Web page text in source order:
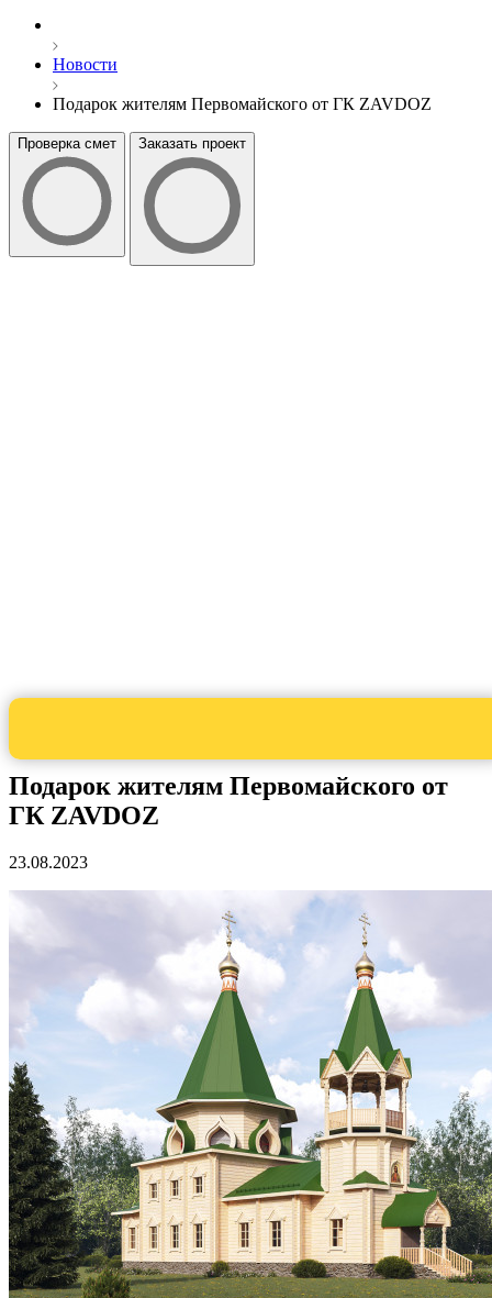
Новости
Подарок жителям Первомайского от ГК ZAVDOZ
Проверка смет Заказать проект
Подарок жителям Первомайского от
ГК ZAVDOZ
23.08.2023